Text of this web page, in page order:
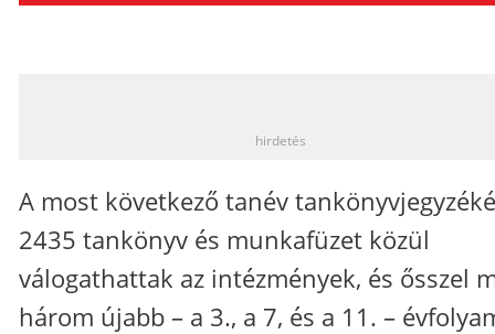
hirdetés
A most következő tanév
2435 tankönyv és munkafüzet közül
válogathattak az intézmények, és ősszel
három újabb – a 3., a 7, és a 11. –